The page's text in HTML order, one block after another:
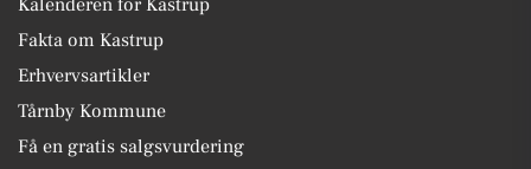
Kalenderen for Kastrup
Fakta om Kastrup
Erhvervsartikler
Tårnby Kommune
Få en gratis salgsvurdering